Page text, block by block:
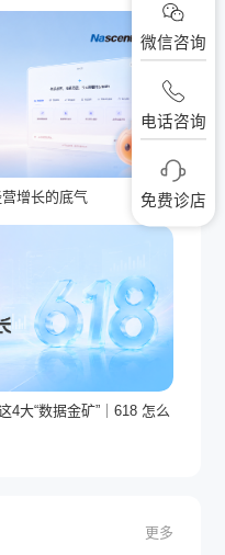
增长的底气
4大“数据金矿”｜618 怎么
更多
微信咨询
电话咨询
免费诊店